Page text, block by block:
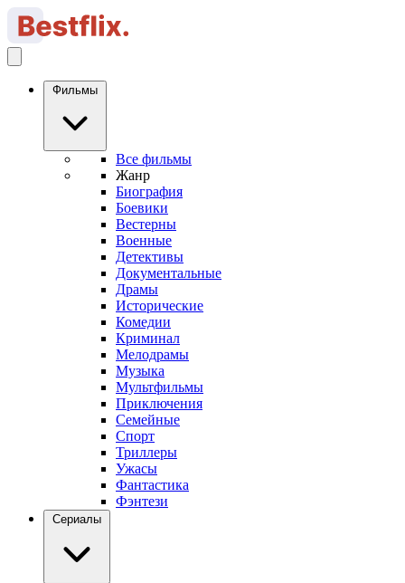
Фильмы
Все фильмы
Жанр
Биография
Боевики
Вестерны
Военные
Детективы
Документальные
Драмы
Исторические
Комедии
Криминал
Мелодрамы
Музыка
Мультфильмы
Приключения
Семейные
Спорт
Триллеры
Ужасы
Фантастика
Фэнтези
Сериалы